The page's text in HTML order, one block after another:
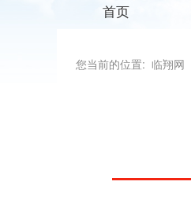
首页
您当前的位置: 临翔网